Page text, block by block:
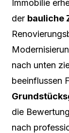
Immobilie
der bauliche
nach unten
beeinflussen
die
nach